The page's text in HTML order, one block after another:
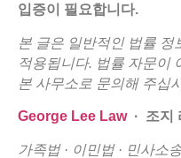
입증이 필요합니다.
본 글은 일반적인 법률 정
적용됩니다. 법률 자문이
본 사무소로 문의해 주십
George Lee Law· 조지
가족법 · 이민법 · 민사소